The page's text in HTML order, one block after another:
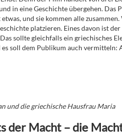
in eine Geschichte übergehen. Das
und sie kommen alle
platzieren. Eines davon ist
sollte gleichfalls ein griechisches
soll dem Publikum auch vermitteln:
und die griechische Hausfrau Maria
der Macht – die